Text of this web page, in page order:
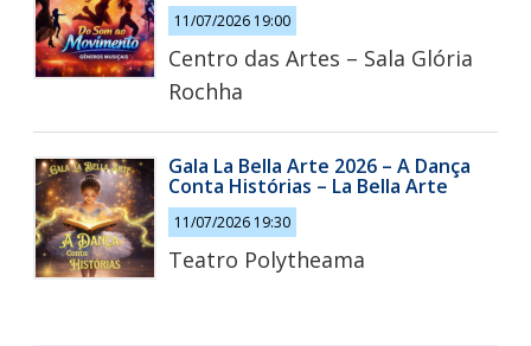
11/07/2026 19:00
Centro das Artes – Sala Glória
Rochha
Gala La Bella Arte 2026 – A Dança
Conta Histórias – La Bella Arte
11/07/2026 19:30
Teatro Polytheama